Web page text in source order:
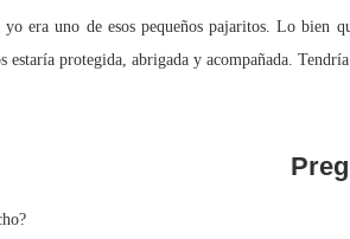
era uno de esos pequeños pajaritos. Lo bien
estaría protegida, abrigada y acompañada.